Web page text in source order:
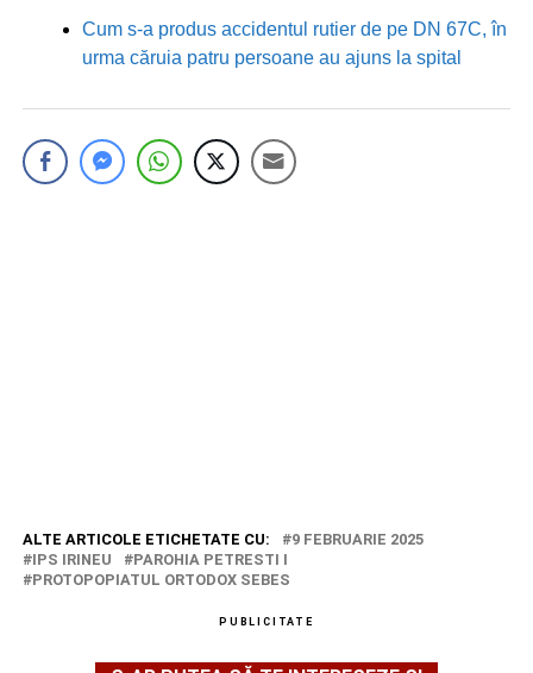
Cum s-a produs accidentul rutier de pe DN 67C, în
urma căruia patru persoane au ajuns la spital
ALTE ARTICOLE ETICHETATE CU:
9 FEBRUARIE 2025
IPS IRINEU
PAROHIA PETRESTI I
PROTOPOPIATUL ORTODOX SEBES
PUBLICITATE